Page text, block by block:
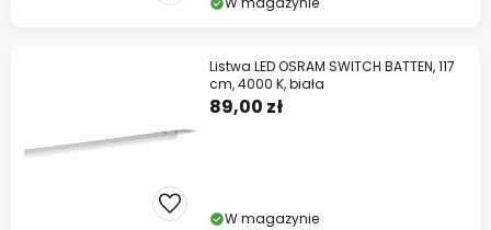
Listwa LED OSRAM SWITCH BATTEN, 117
cm, 4000 K, biała
89,00 zł
W magazynie